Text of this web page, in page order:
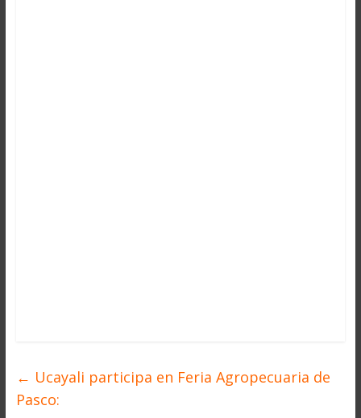
← Ucayali participa en Feria Agropecuaria de
Pasco: